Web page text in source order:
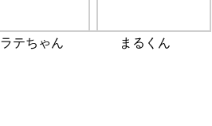
ラテちゃん まるくん